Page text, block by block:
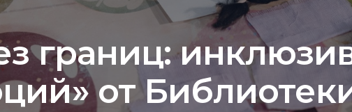
границ:
от